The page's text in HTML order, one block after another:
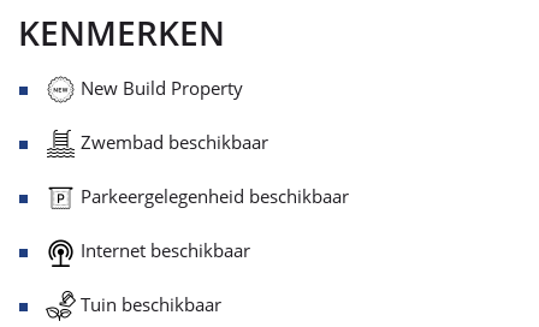
KENMERKEN
New Build Property
Zwembad beschikbaar
Parkeergelegenheid beschikbaar
Internet beschikbaar
Tuin beschikbaar